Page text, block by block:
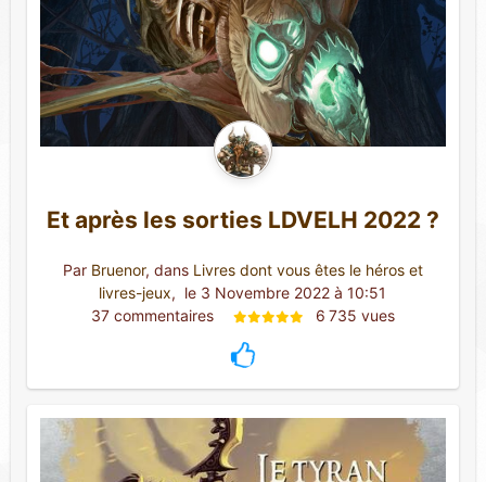
Et après les sorties LDVELH 2022 ?
Par Bruenor, dans Livres dont vous êtes le héros et
livres-jeux, le 3 Novembre 2022 à 10:51
37 commentaires
6 735 vues